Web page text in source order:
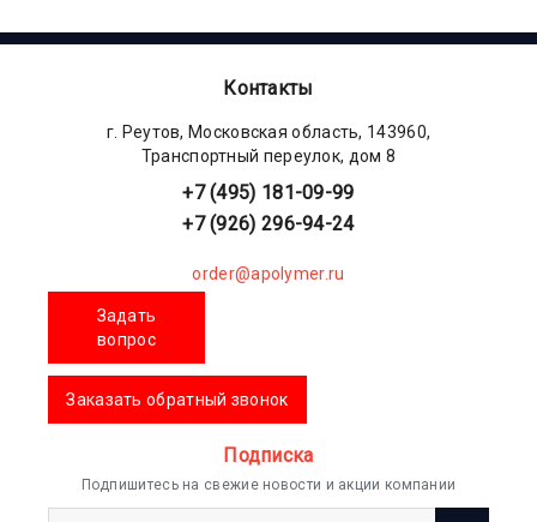
Контакты
г. Реутов, Московская область, 143960,
Транспортный переулок, дом 8
+7 (495) 181-09-99
+7 (926) 296-94-24
order@apolymer.ru
Задать
вопрос
Заказать обратный звонок
Подписка
Подпишитесь на свежие новости и акции компании